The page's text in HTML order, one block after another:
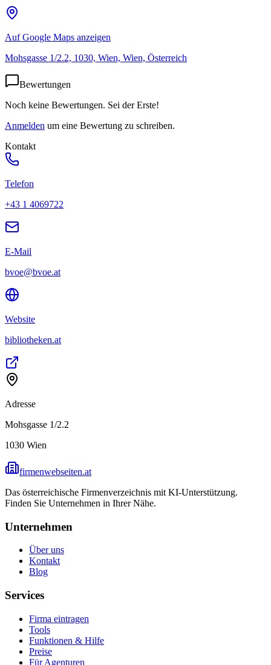
Auf Google Maps anzeigen
Mohsgasse 1/2.2, 1030, Wien, Wien, Österreich
Bewertungen
Noch keine Bewertungen. Sei der Erste!
Anmelden um eine Bewertung zu schreiben.
Kontakt
Telefon
+43 1 4069722
E-Mail
bvoe@bvoe.at
Website
bibliotheken.at
Adresse
Mohsgasse 1/2.2
1030 Wien
firmenwebseiten.at
Das österreichische Firmenverzeichnis mit KI-Unterstützung.
Finden Sie Unternehmen in Ihrer Nähe.
Unternehmen
Über uns
Kontakt
Blog
Services
Firma eintragen
Tools
Funktionen & Hilfe
Preise
Für Agenturen